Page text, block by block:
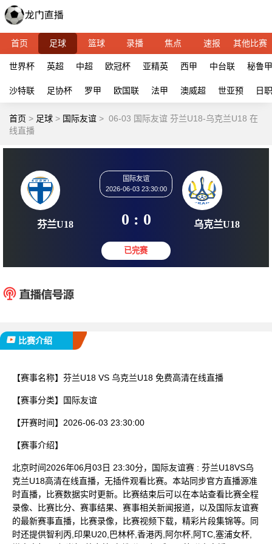
首页 足球 篮球 录播 焦点 速报 其他比赛
世界杯 英超 中超 欧冠杯 亚精英 西甲 中台联 秘鲁甲
沙特联 足协杯 罗甲 欧国联 法甲 澳威超 世亚预 日
首页 > 足球 > 国际友谊 > 06-03 国际友谊 芬兰U18-乌克兰U18 在
线直播
国际友谊
2026-06-03 23:30:00
0 : 0
比赛介绍
【赛事名称】 芬兰U18 VS 乌克兰U18 免费高清在线直播
【赛事分类】 国际友谊
【开赛时间】 2026-06-03 23:30:00
【赛事介绍】
北京时间2026年06月03日 23:30分，国际友谊赛 : 芬兰U18VS乌
克兰U18高清在线直播，无插件观看比赛。本站同步官方直播源准
时直播，比赛数据实时更新。比赛结束后可以在本站查看比赛全程
录像、比赛比分、赛事结果、赛事相关新闻报道，以及国际友谊赛
的最新赛事直播，比赛录像，比赛视频下载，精彩片段集锦等。同
时还提供智利丙,印果U20,巴林杯,香港丙,阿尔杯,阿TC,塞浦女杯,